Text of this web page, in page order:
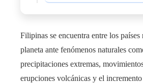
Filipinas se encuentra entre los países
planeta ante fenómenos naturales
precipitaciones extremas,
erupciones volcánicas y el